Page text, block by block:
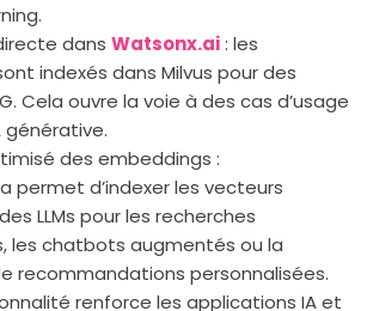
dans Watsonx.ai: les
indexés dans Milvus pour des
Cela ouvre la voie à des cas d’usage
générative.
des embeddings :
permet d’indexer les vecteurs
LLMs pour les recherches
les chatbots augmentés ou la
recommandations personnalisées.
renforce les applications IA et